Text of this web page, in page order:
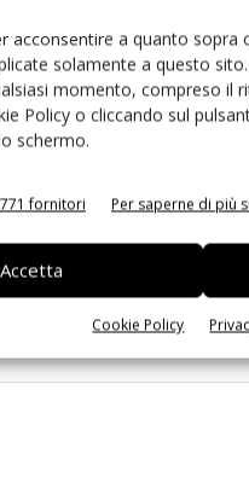
acconsentire a quanto sopra
solamente a questo
momento, compreso il
Policy o cliccando sul
schermo.
fornitori Per saperne di più
Accetta
Cookie Policy
mercato